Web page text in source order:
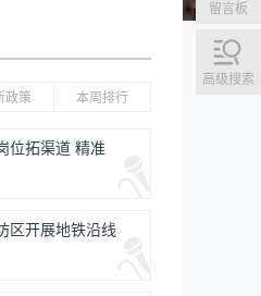
留言板
高级搜索
政策 本周排行
位拓渠道 精准
区开展地铁沿线